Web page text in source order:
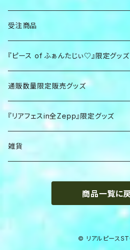
靴ひも
ノート
クリアファイル
カレンダー
スマホリング
ショッパー
ポーチ
食器
マグカップ
写真集
受注商品
Ｔシャツ
パーカー
応援グッズ
『ピース of ふぁんたじぃ♡』限定グッズ
通販数量限定販売グッズ
『リアフェスin全Zepp』限定グッズ
雑貨
商品一覧に
© リアルピース